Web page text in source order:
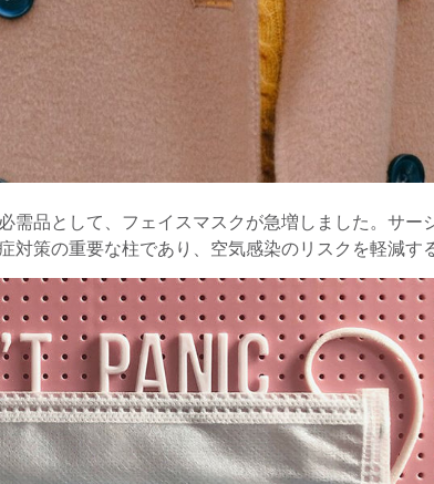
需品として、フェイスマスクが急増しました。サー
対策の重要な柱であり、空気感染のリスクを軽減す